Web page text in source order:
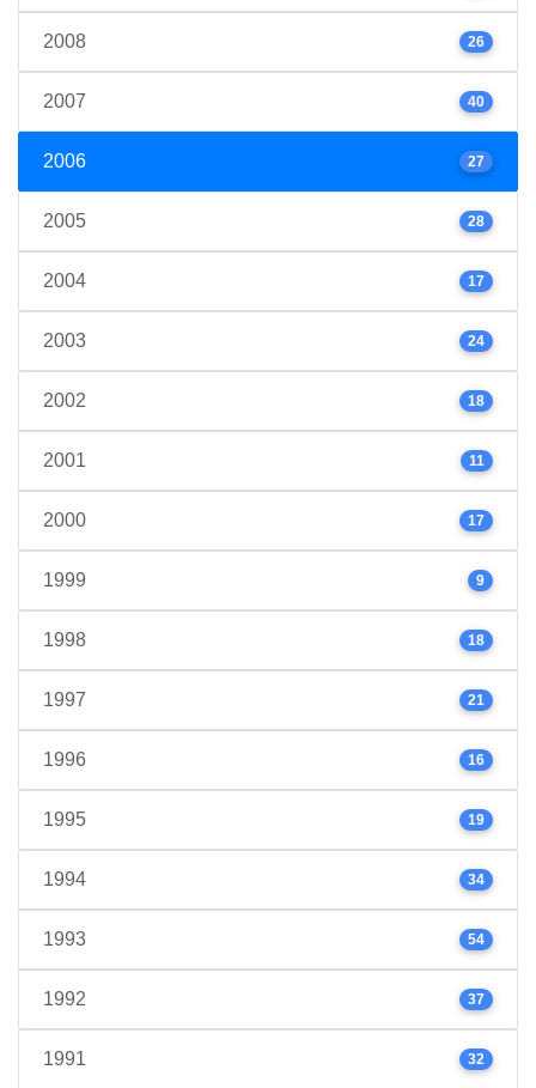
2008 26
2007 40
2006 27
2005 28
2004 17
2003 24
2002 18
2001 11
2000 17
1999 9
1998 18
1997 21
1996 16
1995 19
1994 34
1993 54
1992 37
1991 32